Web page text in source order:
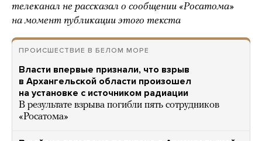
телеканал не рассказал о сообщении «Росатома»
на момент публикации этого текста
ПРОИСШЕСТВИЕ В БЕЛОМ МОРЕ
Власти впервые признали, что взрыв
в Архангельской области произошел
на установке с источником радиации
В результате взрыва погибли пять сотрудников
«Росатома»